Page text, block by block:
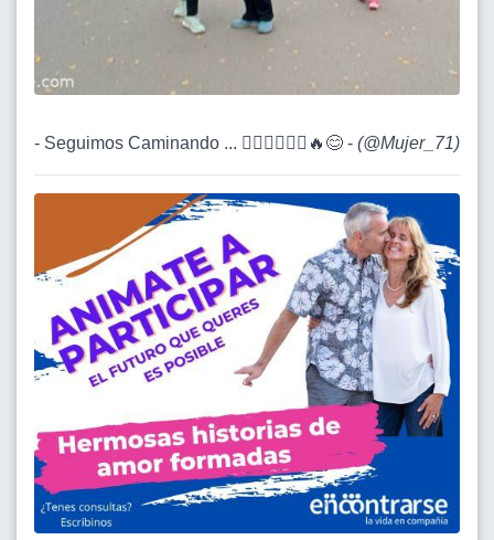
- Seguimos Caminando ... 🚶🏽‍♀️🚶🏽‍♀️🔥😊 - (@Mujer_71)